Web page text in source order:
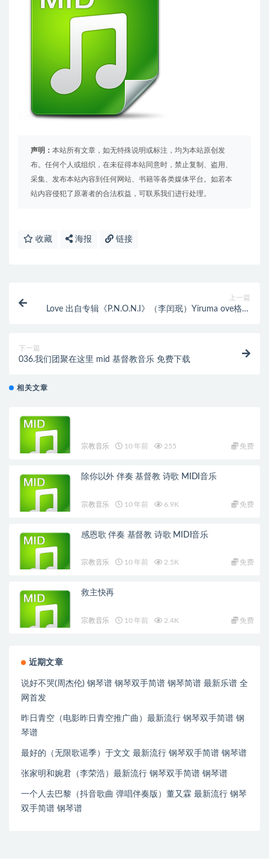
声明： 本站所有文章，如无特殊说明或标注，均为本站原创发
布。任何个人或组织，在未征得本站同意时，禁止复制、盗用、
采集、发布本站内容到任何网站、书籍等各类媒体平台。如若本
站内容侵犯了原著者的合法权益，可联系我们进行处理。
收藏 海报 链接
上一篇
Love 出自专辑《P.N.O.N.I》（李闰珉）Yiruma ove格式
下一篇
036.我们团聚在这里 mid 基督教音乐 免费下载
相关文章
宗教音乐 10 年前 255 免费
除你以外 伴奏 基督教 诗歌 MIDI音乐
宗教音乐 10 年前 6.9K 免费
感恩歌 伴奏 基督教 诗歌 MIDI音乐
宗教音乐 10 年前 2.5K 免费
救主快再
宗教音乐 10 年前 2.4K 免费
近期文章
说好不哭(周杰伦) 钢琴谱 钢琴双手简谱 钢琴简谱 最新乐谱 全
网首发
昨日青空（电影昨日青空推广曲）最新流行 钢琴双手简谱 钢
琴谱
最好的（无限歌谣季）于文文 最新流行 钢琴双手简谱 钢琴谱
张家明和婉君（李荣浩）最新流行 钢琴双手简谱 钢琴谱
一个人去巴黎（抖音歌曲 弹唱伴奏版）董又霖 最新流行 钢琴
双手简谱 钢琴谱